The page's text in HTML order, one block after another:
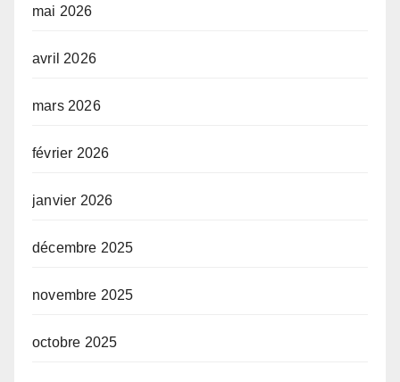
mai 2026
avril 2026
mars 2026
février 2026
janvier 2026
décembre 2025
novembre 2025
octobre 2025